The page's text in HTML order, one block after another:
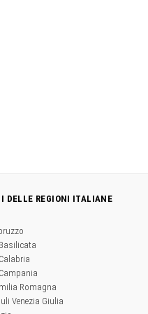
DELLE REGIONI ITALIANE
Romagna
Venezia Giulia